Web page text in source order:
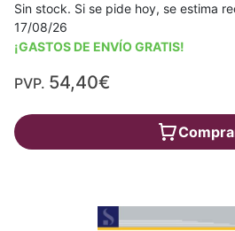
Sin stock. Si se pide hoy, se estima
17/08/26
¡GASTOS DE ENVÍO GRATIS!
PVP. 54,40€